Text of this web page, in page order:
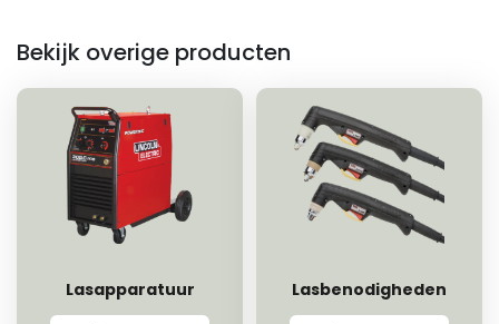
Bekijk overige producten
Lasapparatuur Lasbenodigheden